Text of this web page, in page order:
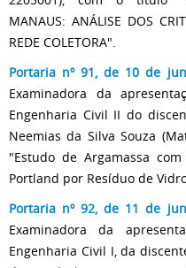
MANAUS: ANÁLISE DOS
REDE COLETORA".
Portaria nº 91, de 10 de
Examinadora da
Engenharia Civil II do
Neemias da Silva Souza
"Estudo de Argamassa
Portland por Resíduo de
Portaria nº 92, de 11 de
Examinadora da
Engenharia Civil I, da